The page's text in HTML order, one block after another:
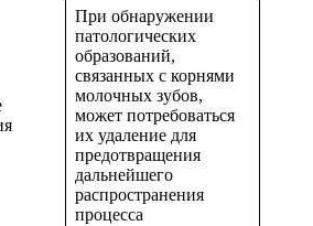
При обнаружении
патологических
образований,
связанных с корнями
молочных зубов,
может потребоваться
их удаление для
предотвращения
дальнейшего
распространения
процесса